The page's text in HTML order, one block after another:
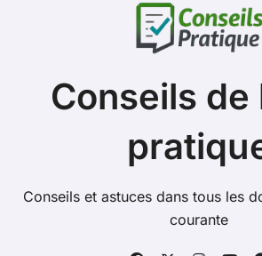
Conseils de
Conseils et astuces dans tous les
courante